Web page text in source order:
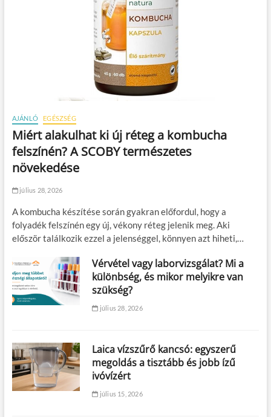
AJÁNLÓ EGÉSZSÉG
Miért alakulhat ki új réteg a kombucha
felszínén? A SCOBY természetes
növekedése
július 28, 2026
A kombucha készítése során gyakran előfordul, hogy a
folyadék felszínén egy új, vékony réteg jelenik meg. Aki
először találkozik ezzel a jelenséggel, könnyen azt hiheti,…
Vérvétel vagy laborvizsgálat? Mi a
különbség, és mikor melyikre van
szükség?
július 28, 2026
Laica vízszűrő kancsó: egyszerű
megoldás a tisztább és jobb ízű
ivóvízért
július 15, 2026